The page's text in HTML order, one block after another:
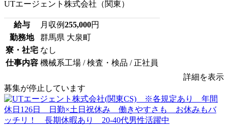
UTエージェント株式会社（関東）
給与 月収例255,000円
勤務地
群馬県 大泉町
寮・社宅 なし
仕事内容 機械系工場 / 検査・検品 / 正社員
詳細を表示
募集が停止しています